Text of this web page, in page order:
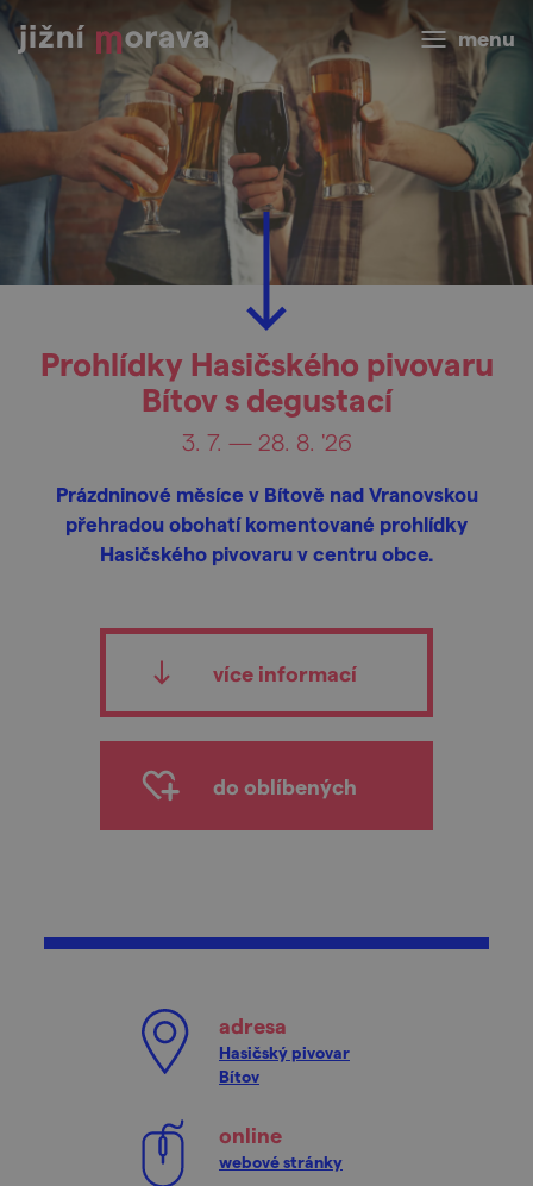
menu
Prohlídky Hasičského pivovaru
Bítov s degustací
3. 7. — 28. 8. '26
Prázdninové měsíce v Bítově nad Vranovskou
přehradou obohatí komentované prohlídky
Hasičského pivovaru v centru obce.
více informací
do oblíbených
adresa
Hasičský pivovar
Bítov
online
webové stránky